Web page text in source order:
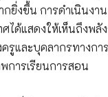
ยิ่งขึ้น การดำเนินงา
ได้แสดงให้เห็นถึงพลั
รูและบุคลากรทางกา
ารเรียนการสอน